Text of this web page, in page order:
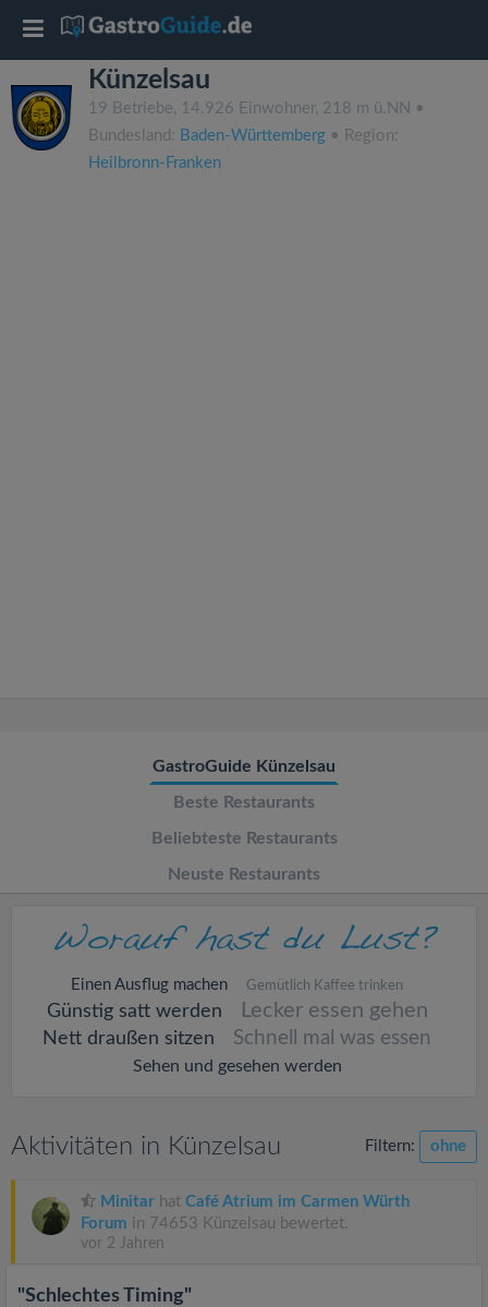
Künzelsau
19 Betriebe, 14.926 Einwohner, 218 m ü.NN •
Bundesland: Baden-Württemberg • Region:
Heilbronn-Franken
GastroGuide Künzelsau
Beste Restaurants
Beliebteste Restaurants
Neuste Restaurants
Einen Ausflug machen Gemütlich Kaffee trinken
Günstig satt werden Lecker essen gehen
Nett draußen sitzen Schnell mal was essen
Sehen und gesehen werden
Aktivitäten in Künzelsau Filtern: ohne
Minitar hat Café Atrium im Carmen Würth
Forum in 74653 Künzelsau bewertet.
vor 2 Jahren
"Schlechtes Timing"
T
o
g
n